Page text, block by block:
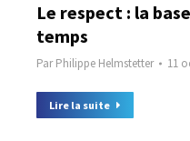
Le respect : la
temps
ParPhilippe Helmstetter 11
Lire la suite